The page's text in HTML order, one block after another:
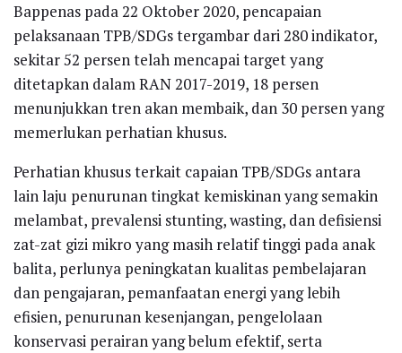
Bappenas pada 22 Oktober 2020, pencapaian
pelaksanaan TPB/SDGs tergambar dari 280 indikator,
sekitar 52 persen telah mencapai target yang
ditetapkan dalam RAN 2017-2019, 18 persen
menunjukkan tren akan membaik, dan 30 persen yang
memerlukan perhatian khusus.
Perhatian khusus terkait capaian TPB/SDGs antara
lain laju penurunan tingkat kemiskinan yang semakin
melambat, prevalensi stunting, wasting, dan defisiensi
zat-zat gizi mikro yang masih relatif tinggi pada anak
balita, perlunya peningkatan kualitas pembelajaran
dan pengajaran, pemanfaatan energi yang lebih
efisien, penurunan kesenjangan, pengelolaan
konservasi perairan yang belum efektif, serta